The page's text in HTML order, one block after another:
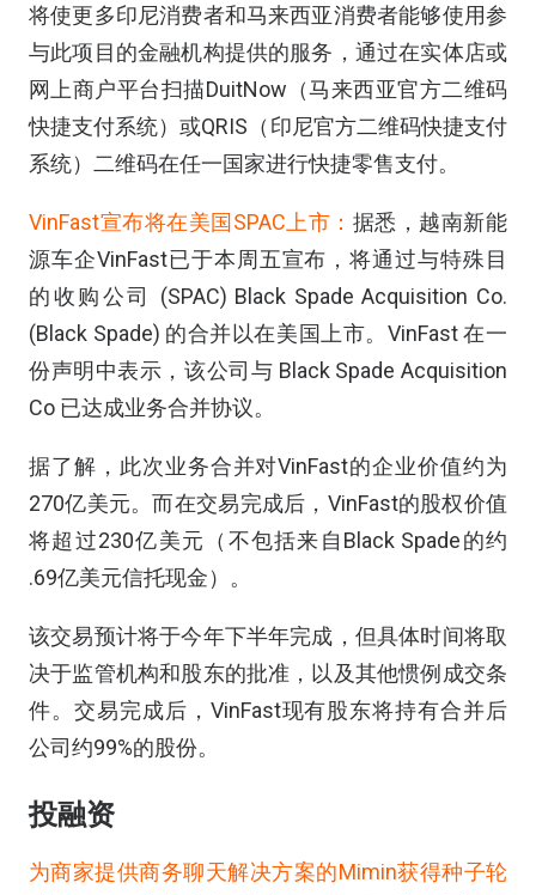
将使更多印尼消费者和马来西亚消费者能够使用参
与此项目的金融机构提供的服务，通过在实体店或
网上商户平台扫描DuitNow（马来西亚官方二维码
快捷支付系统）或QRIS（印尼官方二维码快捷支付
系统）二维码在任一国家进行快捷零售支付。
VinFast宣布将在美国SPAC上市： 据悉，越南新能
源车企VinFast已于本周五宣布，将通过与特殊目
的收购公司 (SPAC) Black Spade Acquisition Co.
(Black Spade) 的合并以在美国上市。VinFast 在一
份声明中表示，该公司与 Black Spade Acquisition
Co 已达成业务合并协议。
据了解，此次业务合并对VinFast的企业价值约为
270亿美元。而在交易完成后，VinFast的股权价值
将超过230亿美元（不包括来自Black Spade的约
.69亿美元信托现金）。
该交易预计将于今年下半年完成，但具体时间将取
决于监管机构和股东的批准，以及其他惯例成交条
件。交易完成后，VinFast现有股东将持有合并后
公司约99%的股份。
投融资
为商家提供商务聊天解决方案的Mimin获得种子轮